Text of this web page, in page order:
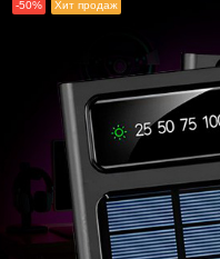
-50% Хит продаж